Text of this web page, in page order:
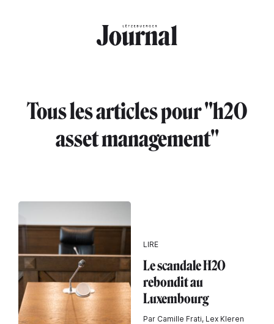
Tous les articles pour "h2O
asset management"
LIRE
Le scandale H2O
rebondit au
Luxembourg
Par Camille Frati, Lex Kleren